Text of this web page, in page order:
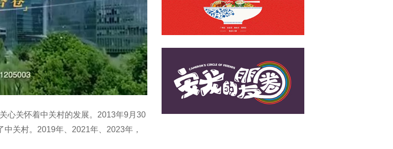
心关怀着中关村的发展。2013年9月30
中关村。2019年、2021年、2023年，